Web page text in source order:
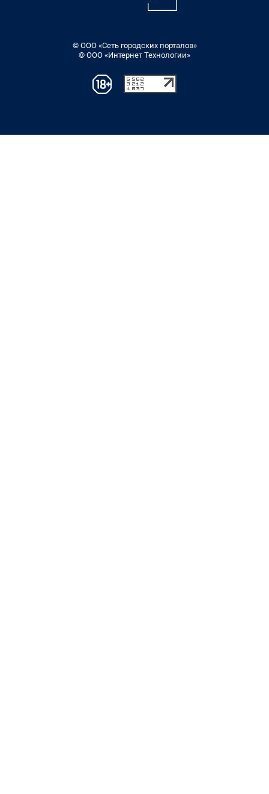
© ООО «Сеть городских порталов»
© ООО «Интернет Технологии»